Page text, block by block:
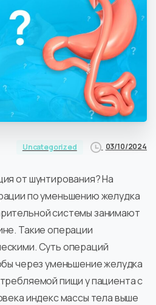
Uncategorized 03/10/2024
от шунтирования? На
по уменьшению желудка
системы занимают
Такие операции
Суть операций
через уменьшение желудка
пищи у пациента с
индекс массы тела выше